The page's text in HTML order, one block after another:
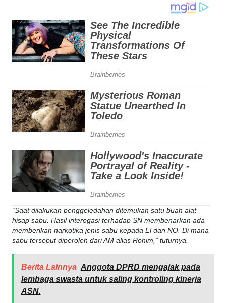
“Saat dilakukan penggeledahan ditemukan satu buah alat
hisap sabu. Hasil interogasi terhadap SN membenarkan ada
memberikan narkotika jenis sabu kepada El dan NO. Di mana
sabu tersebut diperoleh dari AM alias Rohim,” tuturnya.
Berita Lainnya Anggota DPRD mengajak pada
lembaga swasta untuk saling kontroling kinerja
ASN.